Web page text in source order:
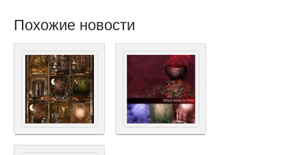
Похожие новости